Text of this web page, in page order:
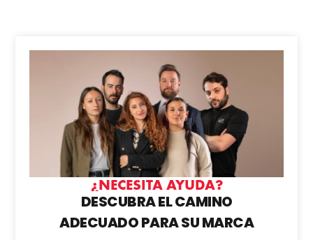
¿NECESITA AYUDA?
DESCUBRA EL CAMINO
ADECUADO PARA SU MARCA